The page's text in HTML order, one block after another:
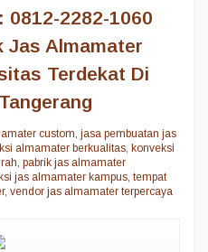
0812-2282-1060
Jas Almamater
Terdekat Di
Tangerang
custom jasa pembuatan jas
almamater berkualitas, konveksi
pabrik jas almamater
jas almamater kampus, tempat
, vendor jas almamater terpercaya